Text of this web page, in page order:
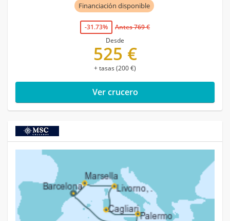
Financiación disponible
-31.73%
Antes 769 €
Desde
525 €
+ tasas (200 €)
Ver crucero